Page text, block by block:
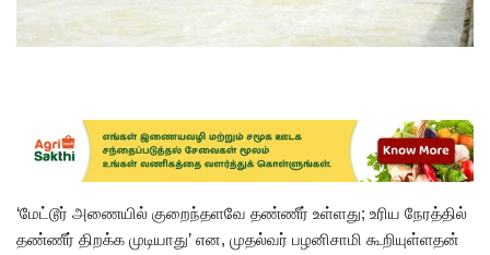
‘மேட்டூர் அணையில் குறைந்தளவே தண்ணீர் உள்ளது; உரிய நேரத்தில்
தண்ணீர் திறக்க முடியாது’ என, முதல்வர் பழனிசாமி கூறியுள்ளதன்